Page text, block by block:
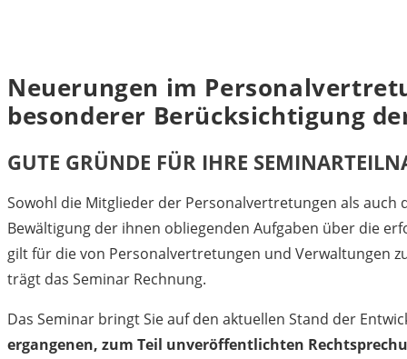
Neuerungen im
besonderer Berücksichtigung
GUTE GRÜNDE FÜR IHRE
Sowohl die Mitglieder der Personalvertretungen als
Bewältigung der ihnen obliegenden Aufgaben über die
gilt für die von Personalvertretungen und Verwaltungen
trägt das Seminar Rechnung.
Das Seminar bringt Sie auf den aktuellen Stand der
ergangenen, zum Teil unveröffentlichten